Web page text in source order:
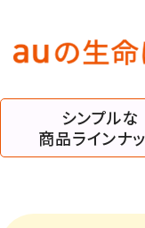
シンプルな
商品ラインナ